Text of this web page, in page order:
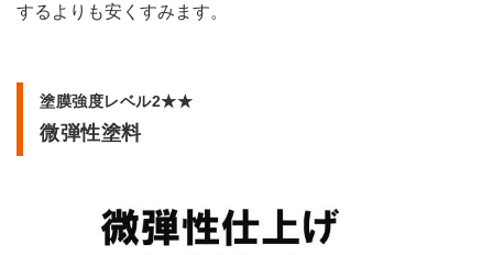
するよりも安くすみます。
塗膜強度レベル2★★
微弾性塗料